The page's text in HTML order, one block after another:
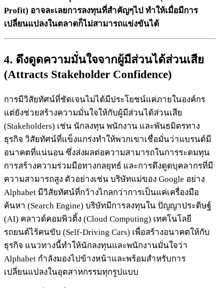
Profit) อาจละเลยการลงทุนที่สำคัญๆไป ทำให้เมื่อมีการ
เปลี่ยนแปลงในตลาดก็ไม่สามารถแข่งขันได้
4. ดึงดูดความมั่นใจจากผู้มีส่วนได้ส่วนเสีย
(Attracts Stakeholder Confidence)
การมีวิสัยทัศน์ที่ชัดเจนไม่ได้มีประโยชน์แค่ภายในองค์กร
แต่ยังช่วยสร้างความมั่นใจให้กับผู้มีส่วนได้ส่วนเสีย
(Stakeholders) เช่น นักลงทุน พนักงาน และพันธมิตรทาง
ธุรกิจ วิสัยทัศน์ที่แข็งแกร่งทำให้พวกเขาเชื่อมั่นว่าแบรนด์มี
อนาคตที่แน่นอน ซึ่งส่งผลต่อความสามารถในการระดมทุน
การสร้างความร่วมมือทางกลยุทธ์ และการดึงดูดบุคลากรที่มี
ความสามารถสูง ตัวอย่างเช่น บริษัทแม่ของ Google อย่าง
Alphabet มีวิสัยทัศน์ที่กว้างไกลกว่าการเป็นแค่เครื่องมือ
ค้นหา (Search Engine) บริษัทมีการลงทุนใน ปัญญาประดิษฐ์
(AI) คลาวด์คอมพิวติ้ง (Cloud Computing) เทคโนโลยี
รถยนต์ไร้คนขับ (Self-Driving Cars) เพื่อสร้างอนาคตให้กับ
ธุรกิจ แนวทางนี้ทำให้นักลงทุนและพนักงานมั่นใจว่า
Alphabet กำลังมองไปข้างหน้าและพร้อมสำหรับการ
เปลี่ยนแปลงในอุตสาหกรรมทุกรูปแบบ